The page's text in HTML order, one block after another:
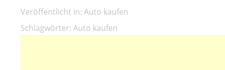
Veröffentlicht in: Auto kaufen
Schlagwörter: Auto kaufen